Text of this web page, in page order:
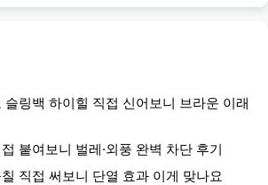
슬링백 하이힐 직접 신어보니 브라운 이래
붙여보니 벌레·외풍 완벽 차단 후기
직접 써보니 단열 효과 이게 맞나요